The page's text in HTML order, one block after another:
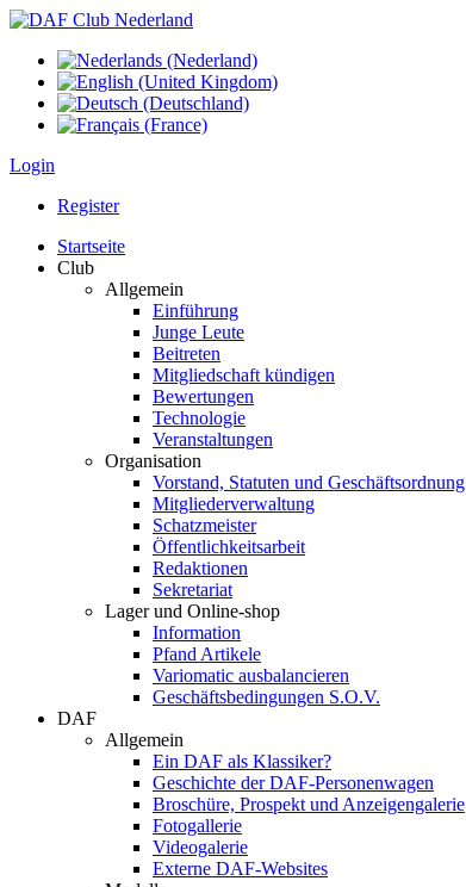
Login
Register
Startseite
Club
Allgemein
Einführung
Junge Leute
Beitreten
Mitgliedschaft kündigen
Bewertungen
Technologie
Veranstaltungen
Organisation
Vorstand, Statuten und Geschäftsordnung
Mitgliederverwaltung
Schatzmeister
Öffentlichkeitsarbeit
Redaktionen
Sekretariat
Lager und Online-shop
Information
Pfand Artikele
Variomatic ausbalancieren
Geschäftsbedingungen S.O.V.
DAF
Allgemein
Ein DAF als Klassiker?
Geschichte der DAF-Personenwagen
Broschüre, Prospekt und Anzeigengalerie
Fotogallerie
Videogalerie
Externe DAF-Websites